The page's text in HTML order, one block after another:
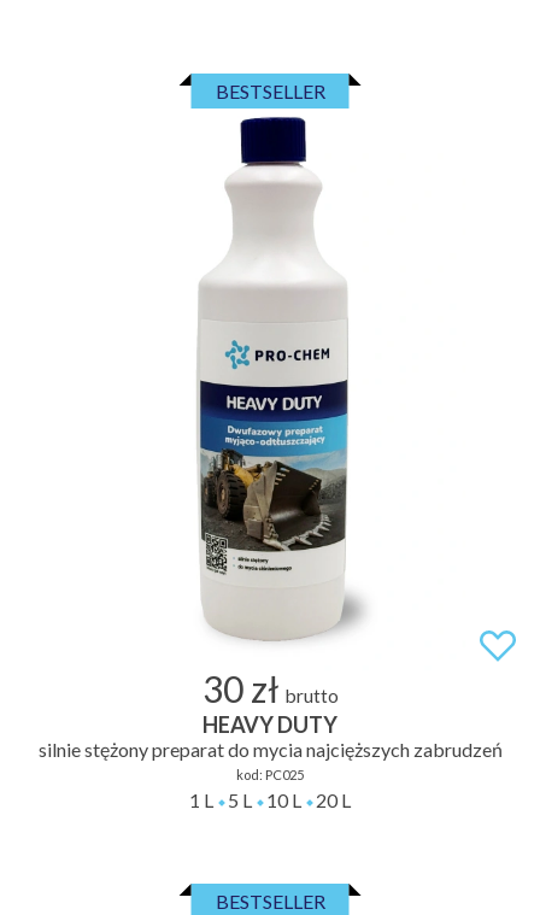
BESTSELLER
30 zł brutto
HEAVY DUTY
silnie stężony preparat do mycia najcięższych zabrudzeń
kod: PC025
1 L 5 L 10 L 20 L
BESTSELLER